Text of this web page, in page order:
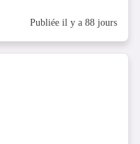
Publiée il y a 88 jours